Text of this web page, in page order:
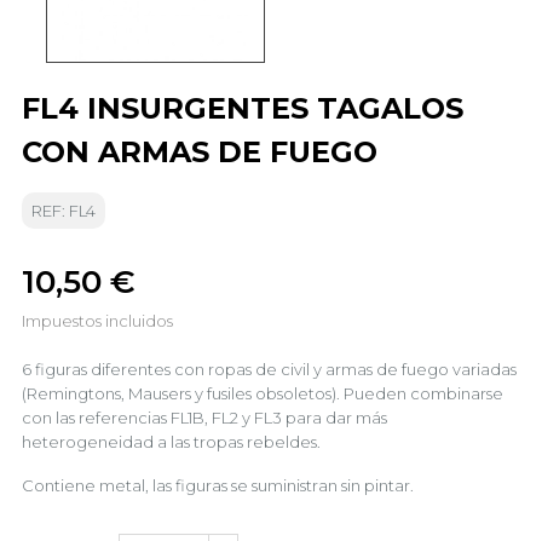
FL4 INSURGENTES TAGALOS
CON ARMAS DE FUEGO
REF: FL4
10,50 €
Impuestos incluidos
6 figuras diferentes con ropas de civil y armas de fuego variadas
(Remingtons, Mausers y fusiles obsoletos). Pueden combinarse
con las referencias FL1B, FL2 y FL3 para dar más
heterogeneidad a las tropas rebeldes.
Contiene metal, las figuras se suministran sin pintar.